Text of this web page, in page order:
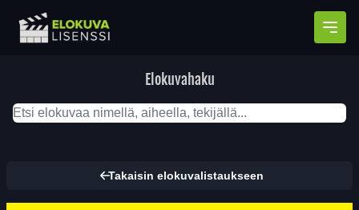
Elokuvahaku
Takaisin elokuvalistaukseen